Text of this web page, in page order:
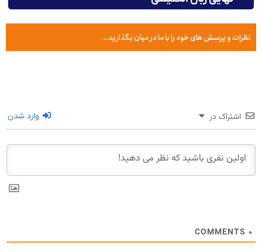
نظرات و پرسش های خود را با ما در میان بگذارید...
اشتراک در وارد شدن
۰